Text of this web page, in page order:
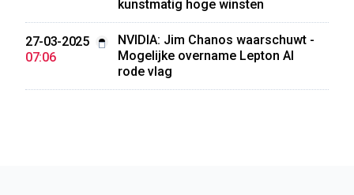
kunstmatig hoge winsten
27-03-2025
07:06
NVIDIA: Jim Chanos waarschuwt -
Mogelijke overname Lepton AI
rode vlag